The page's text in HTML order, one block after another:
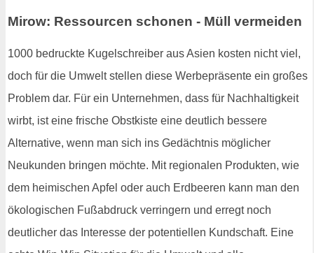
Mirow: Ressourcen schonen - Müll vermeiden
1000 bedruckte Kugelschreiber aus Asien kosten nicht viel,
doch für die Umwelt stellen diese Werbepräsente ein großes
Problem dar. Für ein Unternehmen, dass für Nachhaltigkeit
wirbt, ist eine frische Obstkiste eine deutlich bessere
Alternative, wenn man sich ins Gedächtnis möglicher
Neukunden bringen möchte. Mit regionalen Produkten, wie
dem heimischen Apfel oder auch Erdbeeren kann man den
ökologischen Fußabdruck verringern und erregt noch
deutlicher das Interesse der potentiellen Kundschaft. Eine